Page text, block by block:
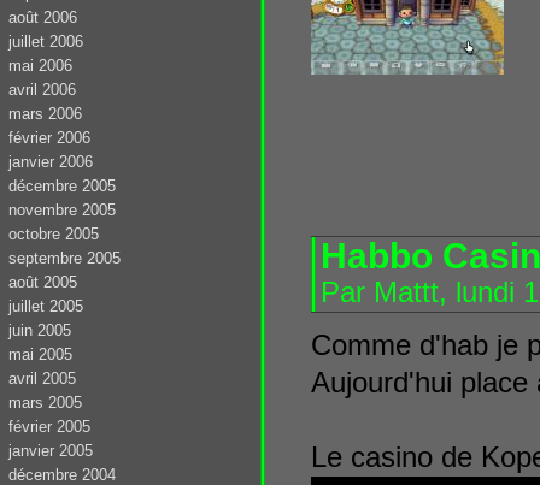
Habbo
Par Mattt, lundi
Comme d'hab je
Aujourd'hui
Le casino de
août 2006
juillet 2006
mai 2006
avril 2006
mars 2006
février 2006
janvier 2006
décembre 2005
novembre 2005
octobre 2005
septembre 2005
août 2005
juillet 2005
juin 2005
mai 2005
avril 2005
mars 2005
février 2005
janvier 2005
décembre 2004